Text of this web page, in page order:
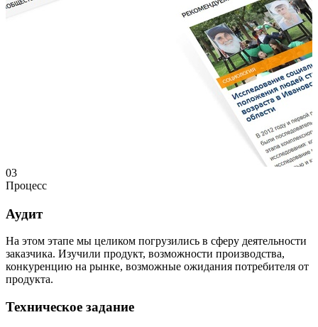
03
Процесс
Аудит
На этом этапе мы целиком погрузились в сферу деятельности
заказчика. Изучили продукт, возможности производства,
конкуренцию на рынке, возможные ожидания потребителя от
продукта.
Техническое задание